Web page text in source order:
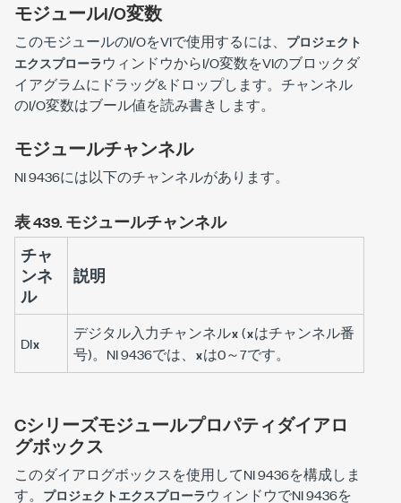
モジュールI/O変数
このモジュールのI/OをVIで使用するには、 プロジェクト
エクスプローラウィンドウからI/O変数をVIのブロックダ
イアグラムにドラッグ&ドロップします。チャンネル
のI/O変数はブール値を読み書きします。
モジュールチャンネル
NI 9436には以下のチャンネルがあります。
表 439. モジュールチャンネル
チャ
ンネ
ル
説明
DIx
デジタル入力チャンネルx(xはチャンネル番
号)。NI 9436では、 xは0～7です。
Cシリーズモジュールプロパティダイアロ
グボックス
このダイアログボックスを使用してNI 9436を構成しま
す。 プロジェクトエクスプローラウィンドウでNI 9436を